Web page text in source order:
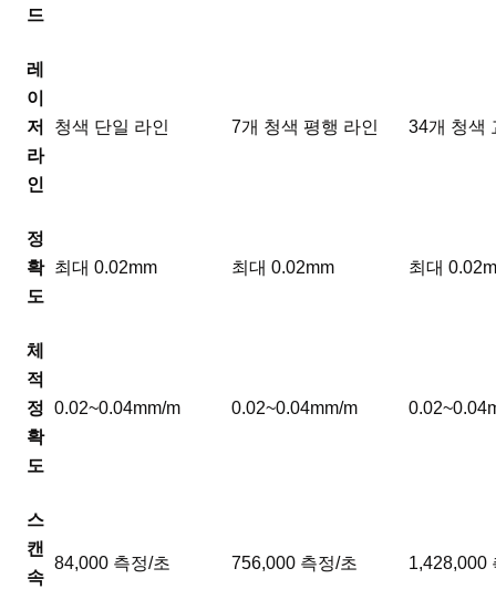
드
레
이
저
라
인
청색 단일 라인 7개 청색 평행 라인 34개 청색
정
확
도
최대 0.02mm 최대 0.02mm 최대
체
적
정
확
도
0.02~0.04mm/m 0.02~0.04mm/m
스
캔
속
84,000 측정/초 756,000 측정/초 1,428,000